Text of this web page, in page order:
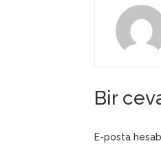
Bir
E-posta